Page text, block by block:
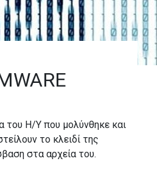
του Η/Υ που μολύνθηκε και
το κλειδί της
στα αρχεία του.